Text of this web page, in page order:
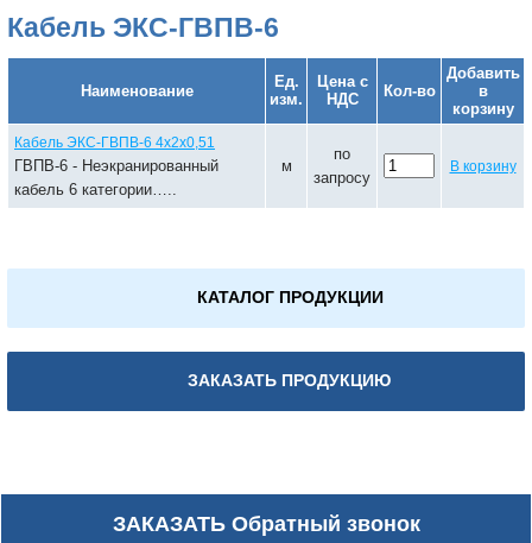
Кабель ЭКС-ГВПВ-6
Наименование
Ед.
изм.
Цена с
НДС
Кол-во
Добавить
в
корзину
Кабель ЭКС-ГВПВ-6 4х2х0,51
ГВПВ-6 - Неэкранированный
кабель 6 категории…..
м
по
запросу
В корзину
КАТАЛОГ ПРОДУКЦИИ
ЗАКАЗАТЬ ПРОДУКЦИЮ
ЗАКАЗАТЬОбратный звонок